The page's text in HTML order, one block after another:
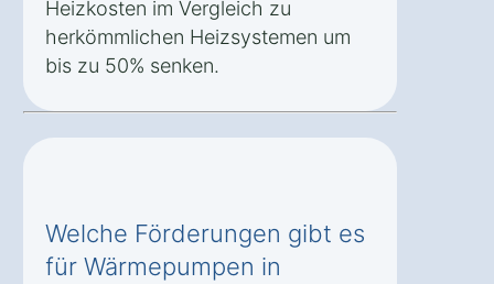
Heizkosten im Vergleich zu
herkömmlichen Heizsystemen um
bis zu 50% senken.
Welche Förderungen gibt es
für Wärmepumpen in